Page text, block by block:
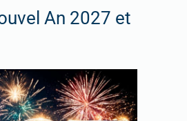
An 2027 et